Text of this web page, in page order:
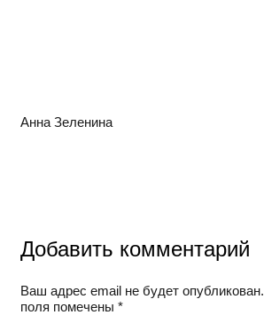
Анна Зеленина
Добавить комментарий
Ваш адрес email не будет опубликован.
поля помечены *